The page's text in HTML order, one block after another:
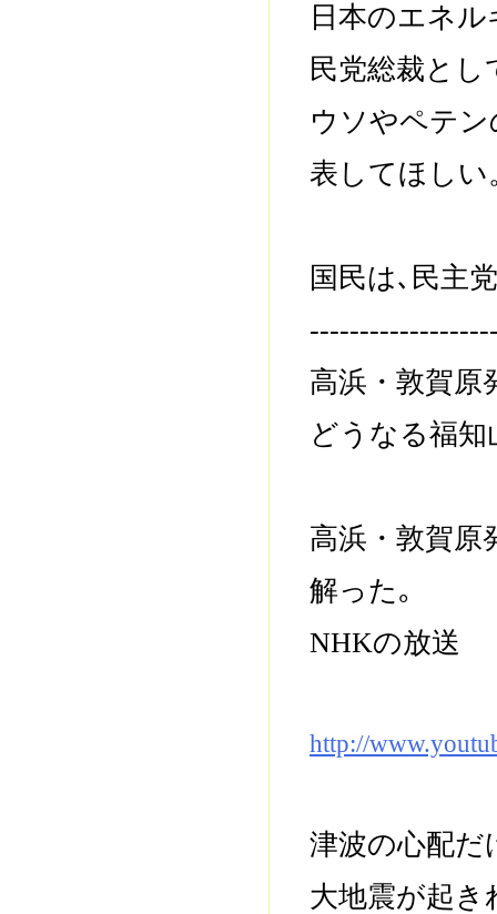
日本のエネ
民党総裁と
ウソやペテ
表してほしい
国民は､民主
高浜・敦賀
どうなる福知
高浜・敦賀原
解った｡
NHKの放送
http://
津波の心配だ
大地震が起き